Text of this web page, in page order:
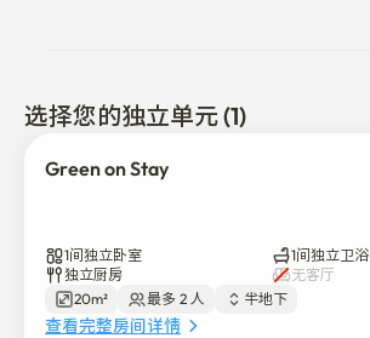
☀️配备空气净化器和除湿机，环境舒适
选择您的独立单元 (1)
Green on Stay
1间独立卧室
1间独立卫浴
独立厨房
无客厅
20m²
最多 2 人 半地下
查看完整房间详情